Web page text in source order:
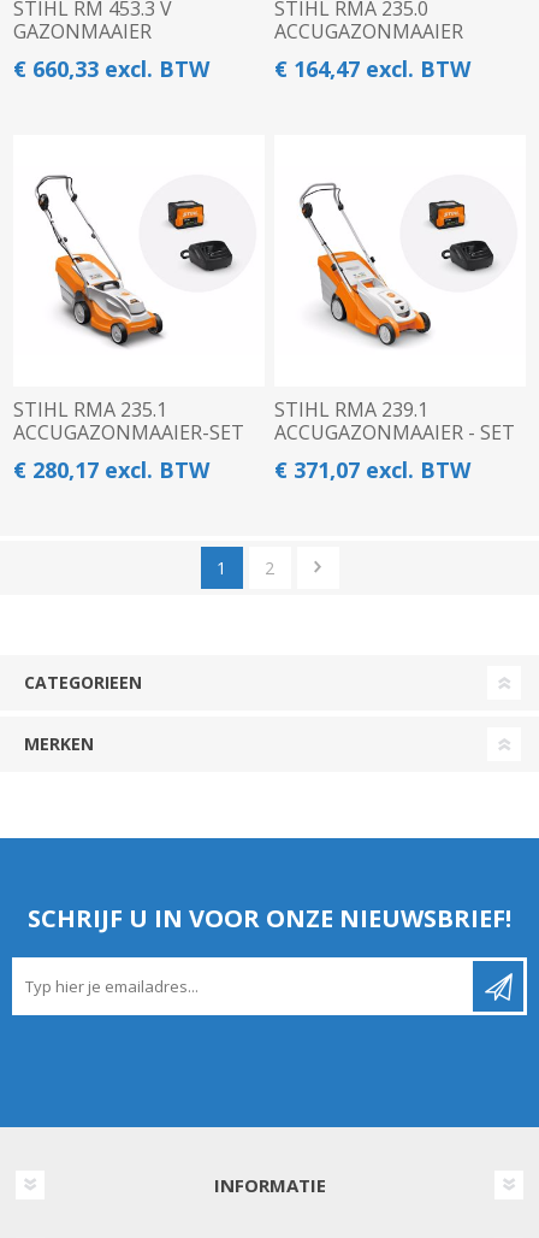
STIHL RM 453.3 V
GAZONMAAIER
€ 660,33 excl. BTW
STIHL RMA 235.0
ACCUGAZONMAAIER
€ 164,47 excl. BTW
STIHL RMA 235.1
ACCUGAZONMAAIER-SET
€ 280,17 excl. BTW
STIHL RMA 239.1
ACCUGAZONMAAIER - SET
€ 371,07 excl. BTW
1 2
CATEGORIEEN
MERKEN
SCHRIJF U IN VOOR ONZE NIEUWSBRIEF!
INFORMATIE